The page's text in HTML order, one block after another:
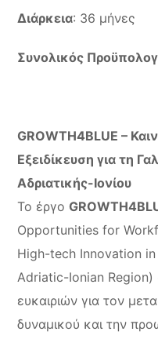
Διάρκεια: 36 μήνες
Συνολικός
GROWTH4BLUE –
Εξειδίκευση για τη
Αδριατικής-Ιονίου
Το έργο
Opportunities for
High-tech Innovation
Adriatic-Ionian Region)
ευκαιριών για τον
δυναμικού και την